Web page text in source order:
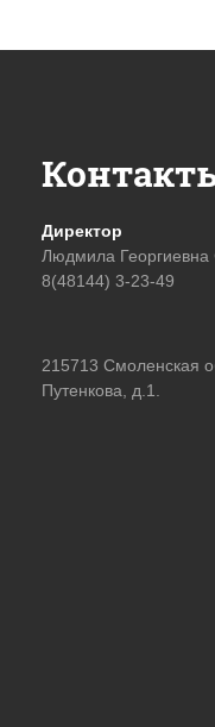
Директор
Людмила
8(48144) 3-23-49
215713 Смоленская
Путенкова, д.1.